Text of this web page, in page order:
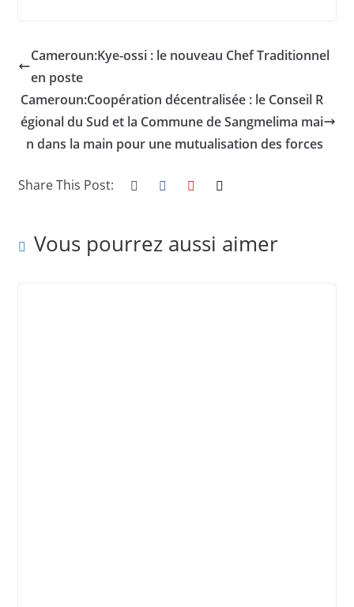
Cameroun:Kye-ossi : le nouveau Chef Traditionnel
en poste
Cameroun:Coopération décentralisée : le Conseil R
égional du Sud et la Commune de Sangmelima mai
n dans la main pour une mutualisation des forces
Share This Post:
Vous pourrez aussi aimer